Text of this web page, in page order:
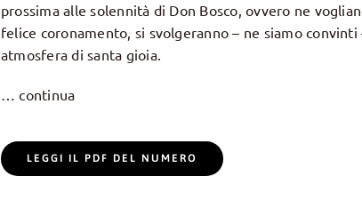
prossima alle solennità di Don Bosco, ovvero ne
felice coronamento, si svolgeranno – ne siamo convinti
atmosfera di santa gioia.
… continua
LEGGI IL PDF DEL NUMERO